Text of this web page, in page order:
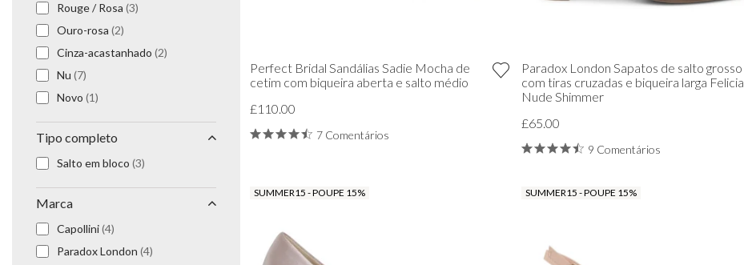
Rouge / Rosa (3)
Ouro-rosa (2)
Cinza-acastanhado (2)
Nu (7)
Novo (1)
Tipo completo
Salto em bloco (3)
Marca
Capollini(4)
Paradox London (4)
Perfect Bridal Sandálias Sadie Mocha de
cetim com biqueira aberta e salto médio
£110.00
7 Comentários
Paradox London Sapatos de salto grosso
com tiras cruzadas e biqueira larga Felicia
Nude Shimmer
£65.00
9 Comentários
SUMMER15 - POUPE 15% SUMMER15 - POUPE 15%